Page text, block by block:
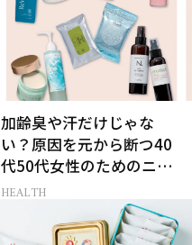
加齢臭や汗だけじゃな
い？原因を元から断つ40
代50代女性のためのニオ
イケア
HEALTH